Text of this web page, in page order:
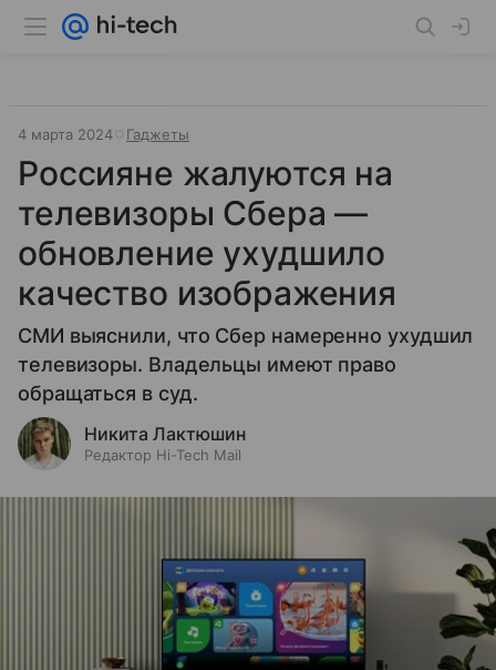
4 марта 2024 Гаджеты
Россияне жалуются на
телевизоры Сбера —
обновление ухудшило
качество изображения
СМИ выяснили, что Сбер намеренно ухудшил
телевизоры. Владельцы имеют право
обращаться в суд.
Никита Лактюшин
Редактор Hi-Tech Mail